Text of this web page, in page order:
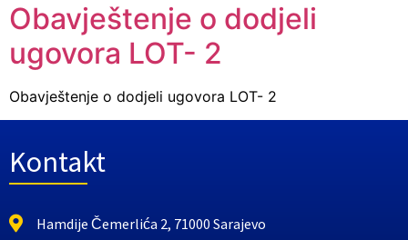
Obavještenje o dodjeli
ugovora LOT- 2
Obavještenje o dodjeli ugovora LOT- 2
Kontakt
Hamdije Čemerlića 2, 71000 Sarajevo